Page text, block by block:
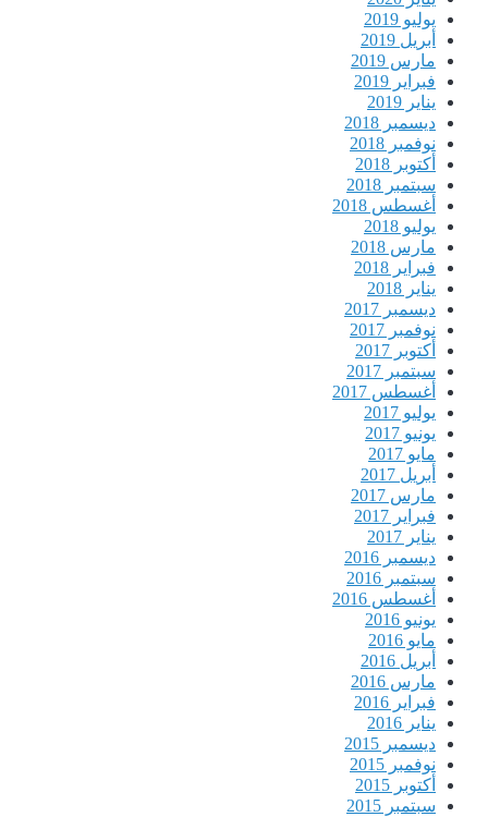
يوليو 2019
أبريل 2019
مارس 2019
فبراير 2019
يناير 2019
ديسمبر 2018
نوفمبر 2018
أكتوبر 2018
سبتمبر 2018
أغسطس 2018
يوليو 2018
مارس 2018
فبراير 2018
يناير 2018
ديسمبر 2017
نوفمبر 2017
أكتوبر 2017
سبتمبر 2017
أغسطس 2017
يوليو 2017
يونيو 2017
مايو 2017
أبريل 2017
مارس 2017
فبراير 2017
يناير 2017
ديسمبر 2016
سبتمبر 2016
أغسطس 2016
يونيو 2016
مايو 2016
أبريل 2016
مارس 2016
فبراير 2016
يناير 2016
ديسمبر 2015
نوفمبر 2015
أكتوبر 2015
سبتمبر 2015